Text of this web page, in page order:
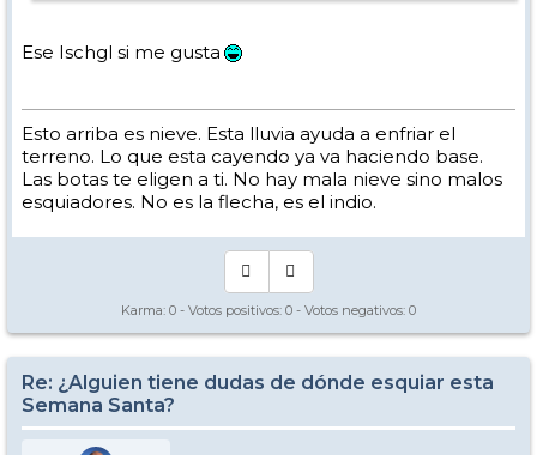
Ese Ischgl si me gusta
Esto arriba es nieve. Esta lluvia ayuda a enfriar el
terreno. Lo que esta cayendo ya va haciendo base.
Las botas te eligen a ti. No hay mala nieve sino malos
esquiadores. No es la flecha, es el indio.
Karma: 0 - Votos positivos: 0 - Votos negativos: 0
Re: ¿Alguien tiene dudas de dónde esquiar esta
Semana Santa?